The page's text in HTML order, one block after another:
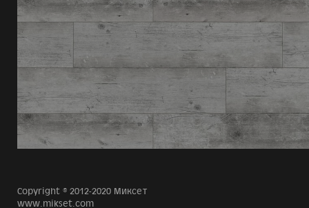
Copyright © 2012-2020 Миксет
www.mikset.com